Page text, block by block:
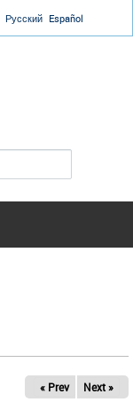
Русский Español
« Prev Next »